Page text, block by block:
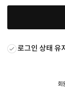
로그인 상태 유
회